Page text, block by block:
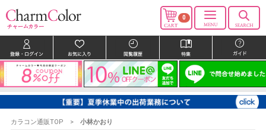
0
カラコン通販TOP 小林かおり